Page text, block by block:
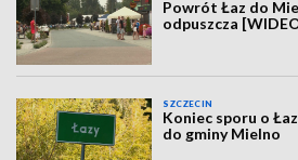
Powrót Łaz do
odpuszcza
SZCZECIN
Koniec sporu o
do gminy Mielno